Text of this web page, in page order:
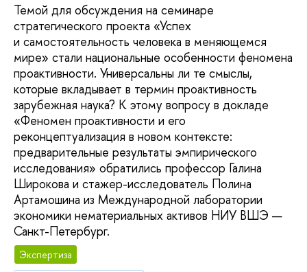
Темой для обсуждения на семинаре
стратегического проекта «Успех
и самостоятельность человека в меняющемся
мире» стали национальные особенности феномена
проактивности. Универсальны ли те смыслы,
которые вкладывает в термин проактивность
зарубежная наука? К этому вопросу в докладе
«Феномен проактивности и его
реконцептуализация в новом контексте:
предварительные результаты эмпирического
исследования» обратились профессор Галина
Широкова и стажер-исследователь Полина
Артамошина из Международной лаборатории
экономики нематериальных активов НИУ ВШЭ —
Санкт-Петербург.
Экспертиза